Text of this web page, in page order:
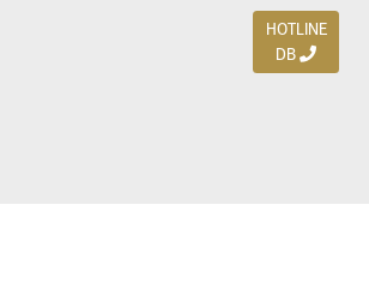
HOTLINE
DB